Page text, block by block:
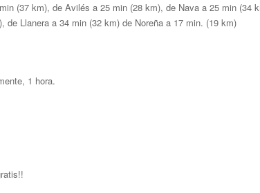
(37 km), de Avilés a 25 min (28 km), de Nava a 25 min (34
Llanera a 34 min (32 km) de Noreña a 17 min. (19 km)
1 hora.